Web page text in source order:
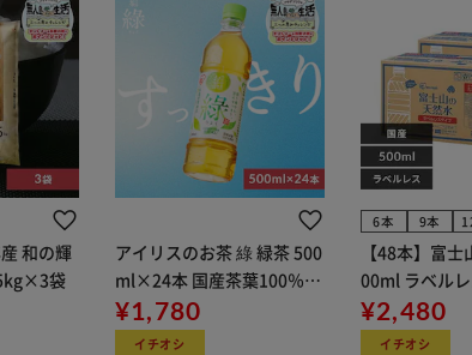
和の輝
袋
アイリスのお茶 綠 緑茶 500
ml×24本 国産茶葉100％使
用
¥1,780
イチオシ
6本 9本
【48本】富
00ml ラベル
¥2,480
イチオシ